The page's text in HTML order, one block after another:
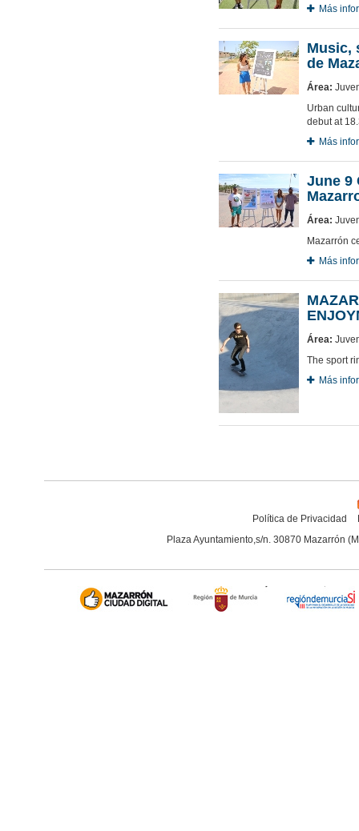
Más
Music,
de
Área:
Urban
debut at
Más
June 9
Área:
Mazarrón
Más
Área:
The sport
Más
Política de Privacidad
Plaza Ayuntamiento,s/n. 30870 Mazarrón